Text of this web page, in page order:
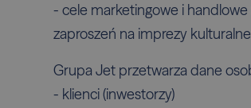
- cele marketingowe i handlowe
zaproszeń na imprezy
Grupa Jet przetwarza dane
- klienci (inwestorzy)